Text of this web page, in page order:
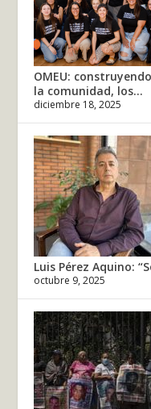
OMEU:
la comunidad, los...
diciembre 18, 2025
Luis Pérez Aquino:
octubre 9, 2025